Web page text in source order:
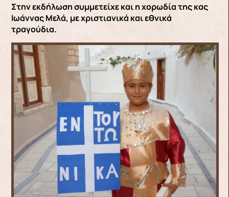
Στην εκδήλωση συμμετείχε και η χορωδία της κας
Ιωάννας Μελά, με χριστιανικά και εθνικά
τραγούδια.